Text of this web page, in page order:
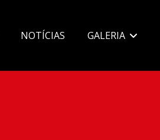
NOTÍCIAS GALERIA